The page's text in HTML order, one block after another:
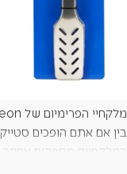
מלקחיים פרימיום לגריל Napoleon Premium Grill Tongs
מלקחיי הפרימיום של Napoleon תוכננו להעניק שליטה מלאה ובטוחה בכל שלב של הצלייה.
בין אם אתם הופכים
המלקחיים מספקים אחיזה